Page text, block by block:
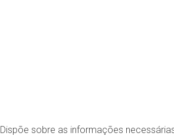
Dispõe sobre as informações